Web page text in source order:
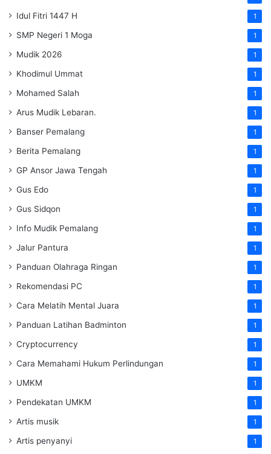
Idul Fitri 1447 H 1
SMP Negeri 1 Moga 1
Mudik 2026 1
Khodimul Ummat 1
Mohamed Salah 1
Arus Mudik Lebaran. 1
Banser Pemalang 1
Berita Pemalang 1
GP Ansor Jawa Tengah 1
Gus Edo 1
Gus Sidqon 1
Info Mudik Pemalang 1
Jalur Pantura 1
Panduan Olahraga Ringan 1
Rekomendasi PC 1
Cara Melatih Mental Juara 1
Panduan Latihan Badminton 1
Cryptocurrency 1
Cara Memahami Hukum Perlindungan 1
UMKM 1
Pendekatan UMKM 1
Artis musik 1
Artis penyanyi 1